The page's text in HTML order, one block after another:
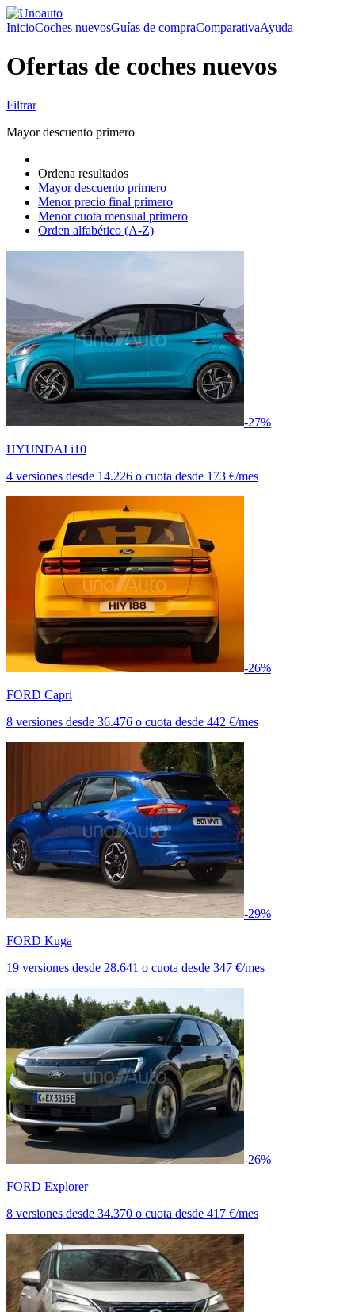
InicioCoches nuevosGuías de compraComparativaAyuda
Ofertas de coches nuevos
Filtrar
Mayor descuento primero
Ordena resultados
Mayor descuento primero
Menor precio final primero
Menor cuota mensual primero
Orden alfabético (A-Z)
-27%
HYUNDAI i10
4 versiones desde 14.226 o cuota desde 173 €/mes
-26%
FORD Capri
8 versiones desde 36.476 o cuota desde 442 €/mes
-29%
FORD Kuga
19 versiones desde 28.641 o cuota desde 347 €/mes
-26%
FORD Explorer
8 versiones desde 34.370 o cuota desde 417 €/mes